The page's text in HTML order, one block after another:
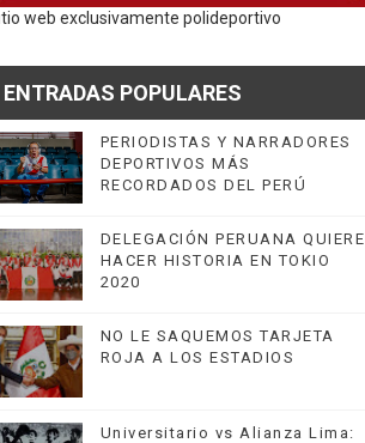
web exclusivamente polideportivo
ENTRADAS POPULARES
PERIODISTAS Y NARRADORES
DEPORTIVOS MÁS
RECORDADOS DEL PERÚ
DELEGACIÓN PERUANA QUIERE
HACER HISTORIA EN TOKIO
2020
NO LE SAQUEMOS TARJETA
ROJA A LOS ESTADIOS
Universitario vs Alianza Lima: